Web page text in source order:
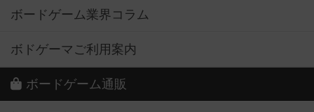
ボードゲーム業界コラム
ボドゲーマご利用案内
ボードゲーム通販